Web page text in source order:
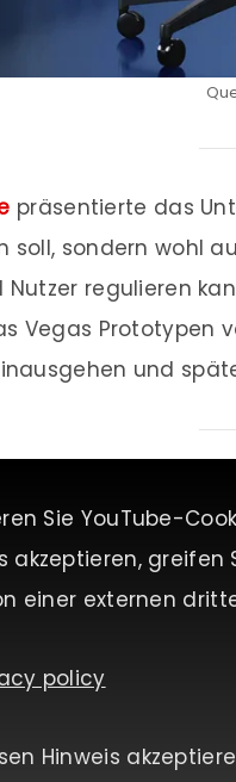
präsentierte das
soll, sondern wohl
Nutzer regulieren
Vegas
und
Sie YouTube-
akzeptieren,
einer externen
policy
Hinweis